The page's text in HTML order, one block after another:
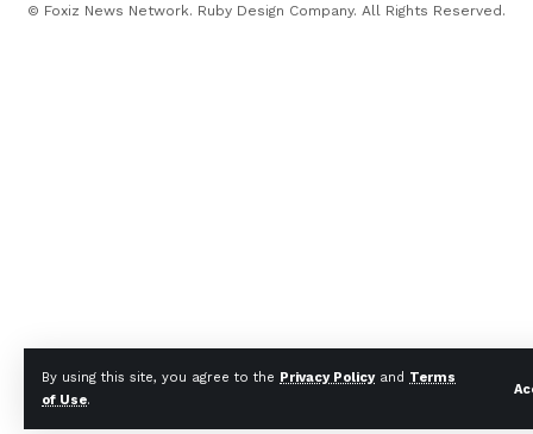
By using this site, you agree to the Privacy Policyand Terms
of Use.
© Foxiz News Network. Ruby Design Company. All Rights Reserved.